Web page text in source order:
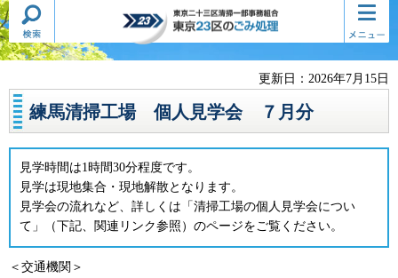
東京二十三区清掃一部事務組合
東京23区のごみ処理
検索・
共通メ
ニュー
コンテ
ンツメ
ニュー
更新日：2026年7月15日
練馬清掃工場 個人見学会 ７月分
見学時間は1時間30分程度です。
見学は現地集合・現地解散となります。
見学会の流れなど、詳しくは「清掃工場の個人見学会につい
て」（下記、関連リンク参照）のページをご覧ください。
＜交通機関＞